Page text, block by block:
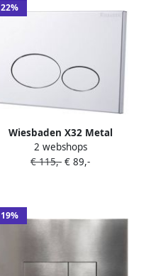
22%
Wiesbaden X32 Metal
drukplaat voor
inbouwreservoir chroom
2 webshops
€ 115,- € 89,-
19%